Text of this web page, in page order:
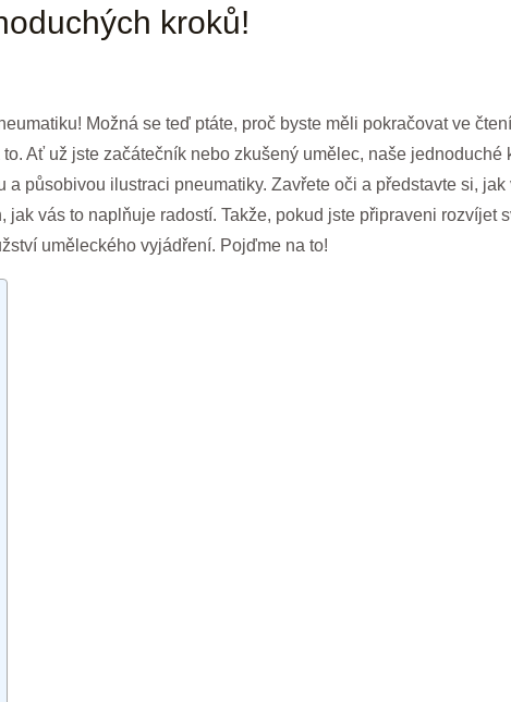
kroků!
Možná se teď ptáte, proč byste měli pokračovat ve
Ať už jste začátečník nebo zkušený umělec, naše jednoduché
působivou ilustraci pneumatiky. Zavřete oči a představte si, jak
vás to naplňuje radostí. Takže, pokud jste připraveni rozvíjet
uměleckého vyjádření. Pojďme na to!